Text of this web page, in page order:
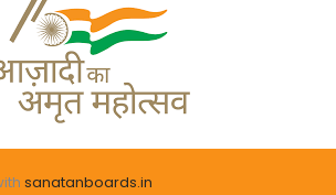
sanatanboards.in